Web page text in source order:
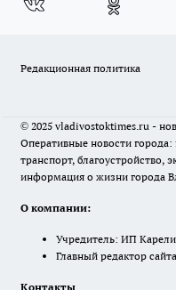
Редакционная политика
© 2025 vladivostoktimes.ru -
Оперативные новости
транспорт, благоустройство,
информация о жизни города
О компании:
Учредитель: ИП
Главный редактор
Контакты